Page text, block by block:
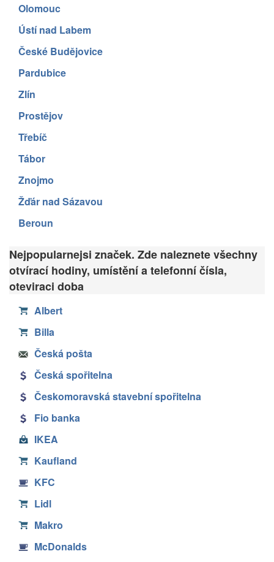
Olomouc
Ústí nad Labem
České Budějovice
Pardubice
Zlín
Prostějov
Třebíč
Tábor
Znojmo
Žďár nad Sázavou
Beroun
Nejpopularnejsi značek. Zde naleznete všechny
otvírací hodiny, umístění a telefonní čísla,
oteviraci doba
Albert
Billa
Česká pošta
Česká spořitelna
Českomoravská stavební spořitelna
Fio banka
IKEA
Kaufland
KFC
Lidl
Makro
McDonalds